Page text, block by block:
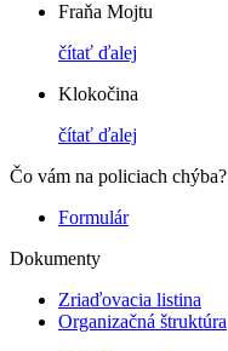
Fraňa Mojtu
čítať ďalej
Klokočina
čítať ďalej
Čo vám na policiach chýba?
Formulár
Dokumenty
Zriaďovacia listina
Organizačná štruktúra